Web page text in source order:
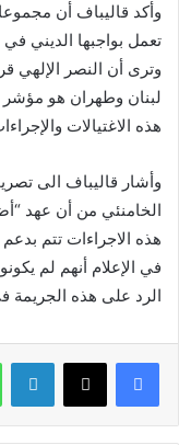
وأكد قاليباف أن
تعمل بواجبها الديني
وترى أن النصر الإلهي
لبنان وطهران هو
هذه الاغتيالات
وأشار قاليباف الى
الخامنئي من أن عهد
هذه الاجراءات تتم
في الإعلام أنهم لم
الرد على هذه الجريمة